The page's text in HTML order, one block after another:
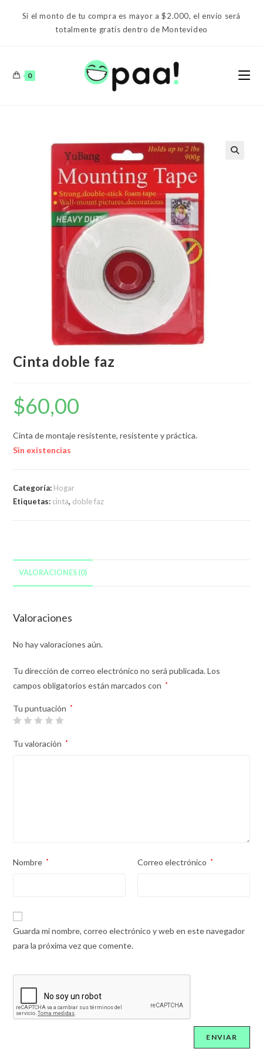
Si el monto de tu compra es mayor a $2.000, el envío será
totalmente gratis dentro de Montevideo
0
Cinta doble faz
$60,00
Cinta de montaje resistente, resistente y práctica.
Sin existencias
Categoría: Hogar
Etiquetas: cinta, doble faz
VALORACIONES (0)
Valoraciones
No hay valoraciones aún.
Tu dirección de correo electrónico no será publicada. Los
campos obligatorios están marcados con
*
Tu puntuación *
Tu valoración *
Nombre * Correo electrónico *
Guarda mi nombre, correo electrónico y web en este navegador
para la próxima vez que comente.